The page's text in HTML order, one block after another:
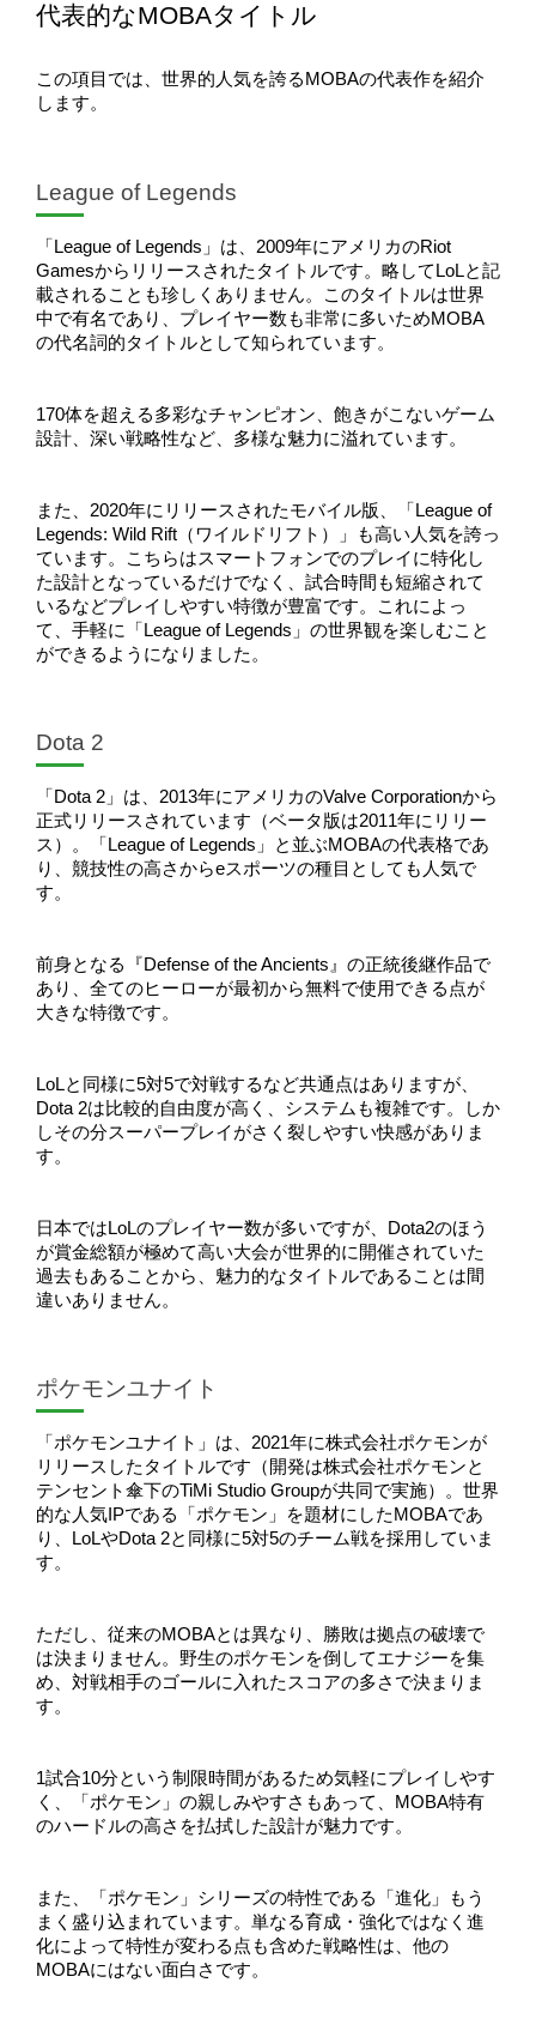
代表的なMOBAタイトル
この項目では、世界的人気を誇るMOBAの代表作を紹介
します。
League of Legends
「League of Legends」は、2009年にアメリカのRiot
Gamesからリリースされたタイトルです。略してLoLと記
載されることも珍しくありません。このタイトルは世界
中で有名であり、プレイヤー数も非常に多いためMOBA
の代名詞的タイトルとして知られています。
170体を超える多彩なチャンピオン、飽きがこないゲーム
設計、深い戦略性など、多様な魅力に溢れています。
また、2020年にリリースされたモバイル版、「League of
Legends: Wild Rift（ワイルドリフト）」も高い人気を誇っ
ています。こちらはスマートフォンでのプレイに特化し
た設計となっているだけでなく、試合時間も短縮されて
いるなどプレイしやすい特徴が豊富です。これによっ
て、手軽に「League of Legends」の世界観を楽しむこと
ができるようになりました。
Dota 2
「Dota 2」は、2013年にアメリカのValve Corporationから
正式リリースされています（ベータ版は2011年にリリー
ス）。「League of Legends」と並ぶMOBAの代表格であ
り、競技性の高さからeスポーツの種目としても人気で
す。
前身となる『Defense of the Ancients』の正統後継作品で
あり、全てのヒーローが最初から無料で使用できる点が
大きな特徴です。
LoLと同様に5対5で対戦するなど共通点はありますが、
Dota 2は比較的自由度が高く、システムも複雑です。しか
しその分スーパープレイがさく裂しやすい快感がありま
す。
日本ではLoLのプレイヤー数が多いですが、Dota2のほう
が賞金総額が極めて高い大会が世界的に開催されていた
過去もあることから、魅力的なタイトルであることは間
違いありません。
ポケモンユナイト
「ポケモンユナイト」は、2021年に株式会社ポケモンが
リリースしたタイトルです（開発は株式会社ポケモンと
テンセント傘下のTiMi Studio Groupが共同で実施）。世界
的な人気IPである「ポケモン」を題材にしたMOBAであ
り、LoLやDota 2と同様に5対5のチーム戦を採用していま
す。
ただし、従来のMOBAとは異なり、勝敗は拠点の破壊で
は決まりません。野生のポケモンを倒してエナジーを集
め、対戦相手のゴールに入れたスコアの多さで決まりま
す。
1試合10分という制限時間があるため気軽にプレイしやす
く、「ポケモン」の親しみやすさもあって、MOBA特有
のハードルの高さを払拭した設計が魅力です。
また、「ポケモン」シリーズの特性である「進化」もう
まく盛り込まれています。単なる育成・強化ではなく進
化によって特性が変わる点も含めた戦略性は、他の
MOBAにはない面白さです。